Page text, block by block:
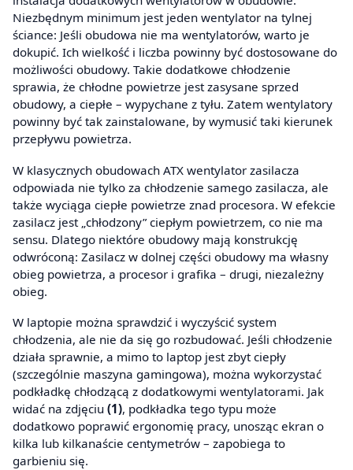
Niezbędnym minimum jest jeden wentylator na tylnej
ściance: Jeśli obudowa nie ma wentylatorów, warto je
dokupić. Ich wielkość i liczba powinny być dostosowane do
możliwości obudowy. Takie dodatkowe chłodzenie
sprawia, że chłodne powietrze jest zasysane sprzed
obudowy, a ciepłe – wypychane z tyłu. Zatem wentylatory
powinny być tak zainstalowane, by wymusić taki kierunek
przepływu powietrza.
W klasycznych obudowach ATX wentylator zasilacza
odpowiada nie tylko za chłodzenie samego zasilacza, ale
także wyciąga ciepłe powietrze znad procesora. W efekcie
zasilacz jest „chłodzony” ciepłym powietrzem, co nie ma
sensu. Dlatego niektóre obudowy mają konstrukcję
odwróconą: Zasilacz w dolnej części obudowy ma własny
obieg powietrza, a procesor i grafika – drugi, niezależny
obieg.
W laptopie można sprawdzić i wyczyścić system
chłodzenia, ale nie da się go rozbudować. Jeśli chłodzenie
działa sprawnie, a mimo to laptop jest zbyt ciepły
(szczególnie maszyna gamingowa), można wykorzystać
podkładkę chłodzącą z dodatkowymi wentylatorami. Jak
widać na zdjęciu (1), podkładka tego typu może
dodatkowo poprawić ergonomię pracy, unosząc ekran o
kilka lub kilkanaście centymetrów – zapobiega to
garbieniu się.